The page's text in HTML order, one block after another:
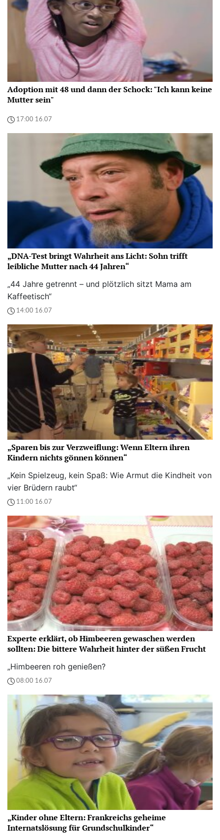
Adoption mit 48 und dann der Schock: "Ich kann keine
Mutter sein"
17:00 16.07
„DNA-Test bringt Wahrheit ans Licht: Sohn trifft
leibliche Mutter nach 44 Jahren“
„44 Jahre getrennt – und plötzlich sitzt Mama am
Kaffeetisch“
14:00 16.07
„Sparen bis zur Verzweiflung: Wenn Eltern ihren
Kindern nichts gönnen können“
„Kein Spielzeug, kein Spaß: Wie Armut die Kindheit von
vier Brüdern raubt“
11:00 16.07
Experte erklärt, ob Himbeeren gewaschen werden
sollten: Die bittere Wahrheit hinter der süßen Frucht
„Himbeeren roh genießen?
08:00 16.07
„Kinder ohne Eltern: Frankreichs geheime
Internatslösung für Grundschulkinder“